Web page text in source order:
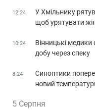
12:24
У Хмільнику
щоб урятувати
10:24
Вінницькі
добу через спеку
8:24
Синоптики
новий
5 Серпня